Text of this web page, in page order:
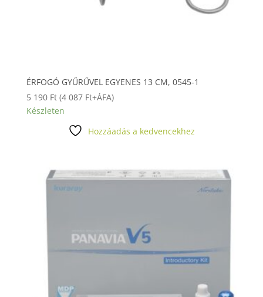
ÉRFOGÓ GYŰRŰVEL EGYENES 13 CM, 0545-1
5 190 Ft (4 087 Ft+ÁFA)
Készleten
Hozzáadás a kedvencekhez